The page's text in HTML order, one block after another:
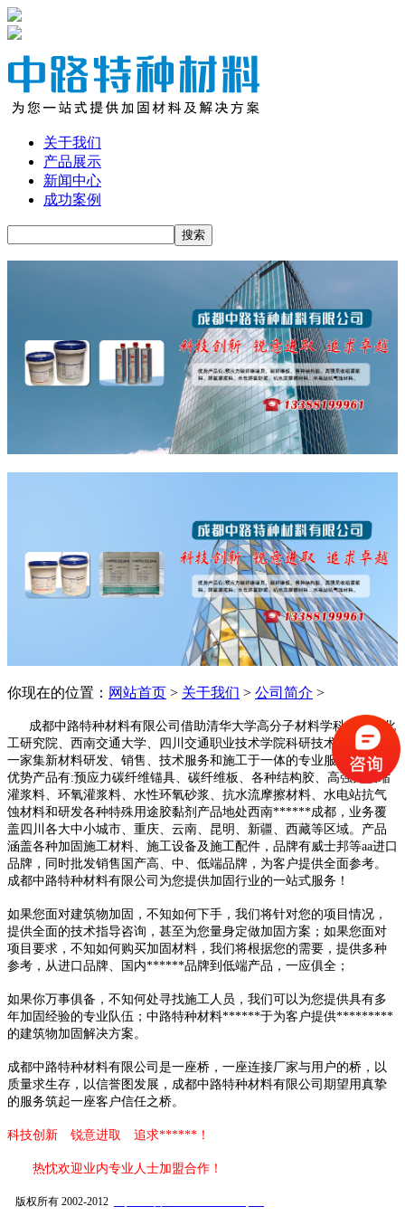
关于我们
产品展示
新闻中心
成功案例
你现在的位置： 网站首页 > 关于我们 > 公司简介 >
成都中路特种材料有限公司借助清华大学高分子材料学科、晨光化
工研究院、西南交通大学、四川交通职业技术学院科研技术平台成为
一家集新材料研发、销售、技术服务和施工于一体的专业服务公司，
优势产品有:预应力碳纤维锚具、碳纤维板、各种结构胶、高强无收缩
灌浆料、环氧灌浆料、水性环氧砂浆、抗水流摩擦材料、水电站抗气
蚀材料和研发各种特殊用途胶黏剂产品地处西南******成都，业务覆
盖四川各大中小城市、重庆、云南、昆明、新疆、西藏等区域。产品
涵盖各种加固施工材料、施工设备及施工配件，品牌有威士邦等aa进口
品牌，同时批发销售国产高、中、低端品牌，为客户提供全面参考。
成都中路特种材料有限公司为您提供加固行业的一站式服务！
如果您面对建筑物加固，不知如何下手，我们将针对您的项目情况，
提供全面的技术指导咨询，甚至为您量身定做加固方案；如果您面对
项目要求，不知如何购买加固材料，我们将根据您的需要，提供多种
参考，从进口品牌、国内******品牌到低端产品，一应俱全；
如果你万事俱备，不知何处寻找施工人员，我们可以为您提供具有多
年加固经验的专业队伍； 中路特种材料******于为客户提供*********
的建筑物加固解决方案。
成都中路特种材料有限公司是一座桥，一座连接厂家与用户的桥，以
质量求生存，以信誉图发展，成都中路特种材料有限公司期望用真挚
的服务筑起一座客户信任之桥。
科技创新 锐意进取 追求******！
热忱欢迎业内专业人士加盟合作！
版权所有 2002-2012